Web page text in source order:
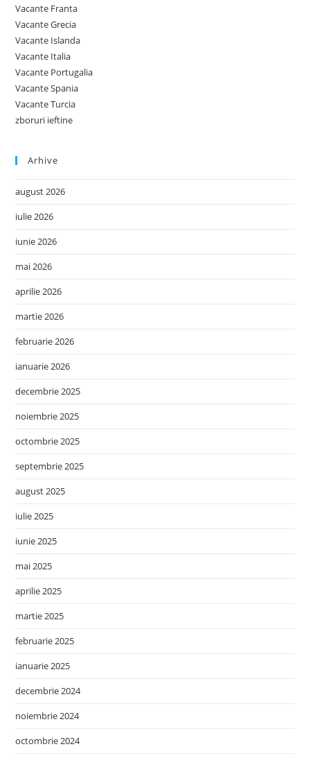
Vacante Franta
Vacante Grecia
Vacante Islanda
Vacante Italia
Vacante Portugalia
Vacante Spania
Vacante Turcia
zboruri ieftine
Arhive
august 2026
iulie 2026
iunie 2026
mai 2026
aprilie 2026
martie 2026
februarie 2026
ianuarie 2026
decembrie 2025
noiembrie 2025
octombrie 2025
septembrie 2025
august 2025
iulie 2025
iunie 2025
mai 2025
aprilie 2025
martie 2025
februarie 2025
ianuarie 2025
decembrie 2024
noiembrie 2024
octombrie 2024